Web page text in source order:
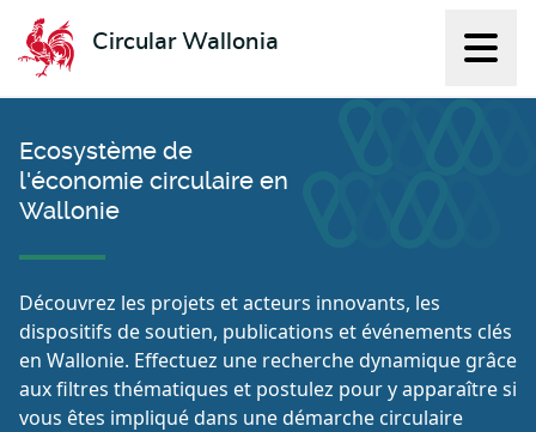
Circular Wallonia
Ecosystème de
l'économie circulaire en
Wallonie
Découvrez les projets et acteurs innovants, les
dispositifs de soutien, publications et événements clés
en Wallonie. Effectuez une recherche dynamique grâce
aux filtres thématiques et postulez pour y apparaître si
vous êtes impliqué dans une démarche circulaire